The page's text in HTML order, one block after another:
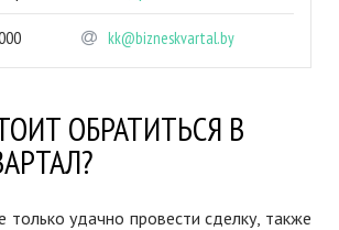
kk@bizneskvartal.by
ОБРАТИТЬСЯ В
удачно провести сделку, также